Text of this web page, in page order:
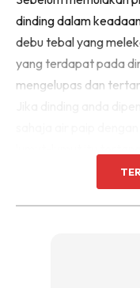
Sentuhan
Rahsia dari
dinding dalam
debu tebal yang
yang terdapat pada
mengelupas dan